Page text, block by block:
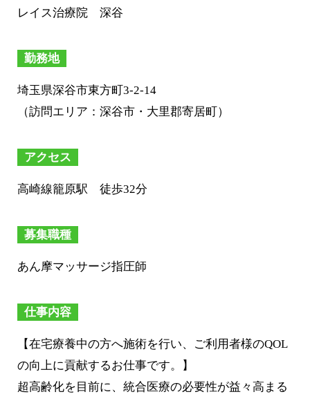
レイス治療院 深谷
勤務地
埼玉県深谷市東方町3-2-14
（訪問エリア：深谷市・大里郡寄居町）
アクセス
高崎線籠原駅 徒歩32分
募集職種
あん摩マッサージ指圧師
仕事内容
【在宅療養中の方へ施術を行い、ご利用者様のQOL
の向上に貢献するお仕事です。】
超高齢化を目前に、統合医療の必要性が益々高まる